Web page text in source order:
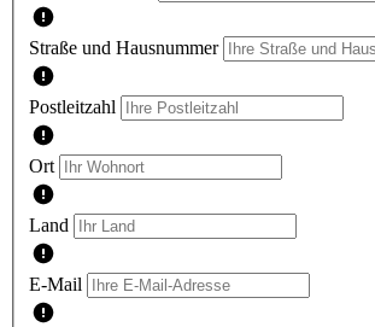
Straße und Hausnummer
Postleitzahl
Ort
Land
E-Mail